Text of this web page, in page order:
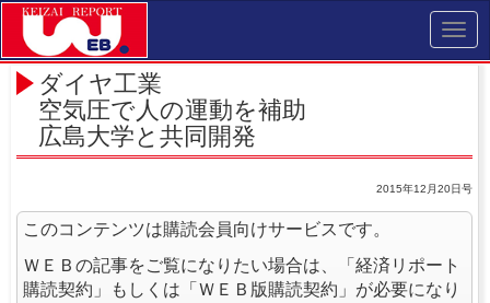
ダイヤ工業
空気圧で人の運動を補助
広島大学と共同開発
2015年12月20日号
このコンテンツは購読会員向けサービスです。
ＷＥＢの記事をご覧になりたい場合は、「経済リポート
購読契約」もしくは「ＷＥＢ版購読契約」が必要になり